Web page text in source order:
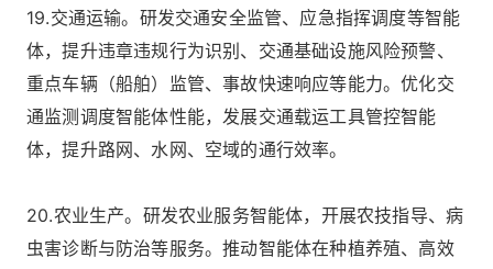
19.交通运输。研发交通安全监管、应急指挥调度等智能
体，提升违章违规行为识别、交通基础设施风险预警、
重点车辆（船舶）监管、事故快速响应等能力。优化交
通监测调度智能体性能，发展交通载运工具管控智能
体，提升路网、水网、空域的通行效率。
20.农业生产。研发农业服务智能体，开展农技指导、病
虫害诊断与防治等服务。推动智能体在种植养殖、高效